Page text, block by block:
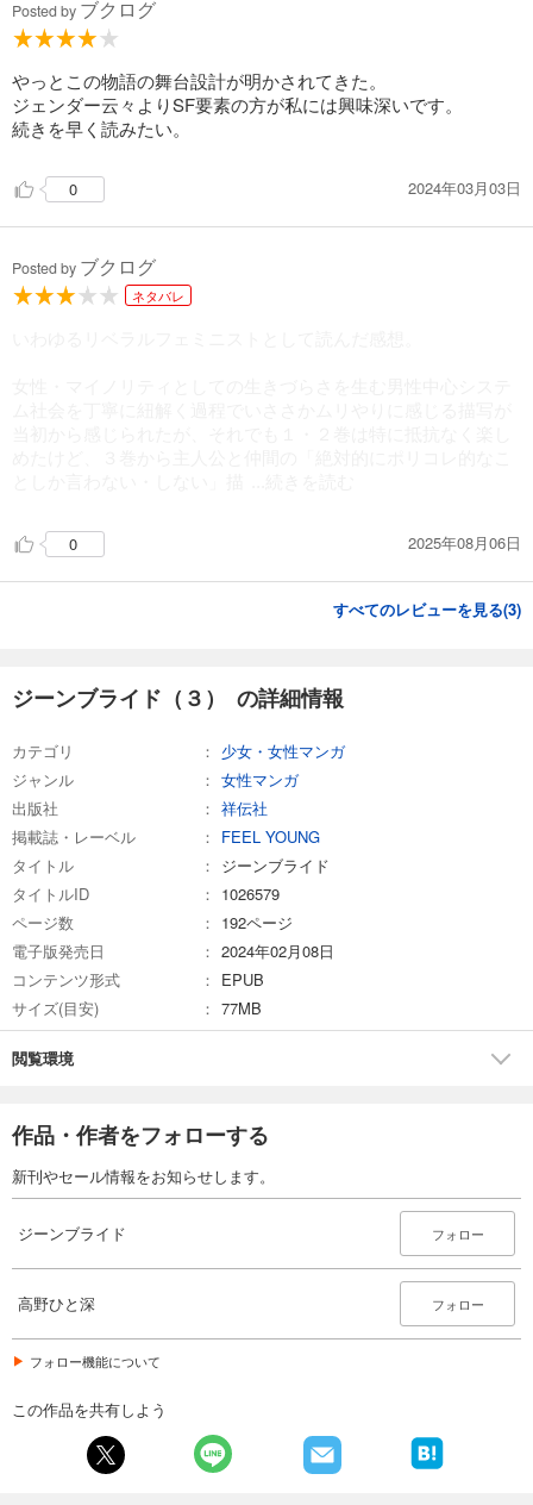
Posted by ブクログ
やっとこの物語の舞台設計が明かされてきた。
ジェンダー云々よりSF要素の方が私には興味深いです。
続きを早く読みたい。
0 2024年03月03日
Posted by ブクログ
ネタバレ
0 2025年08月06日
すべてのレビューを見る(3)
ジーンブライド（３） の詳細情報
カテゴリ
少女・女性マンガ
ジャンル
女性マンガ
出版社
祥伝社
掲載誌・レーベル
FEEL YOUNG
タイトル
ジーンブライド
タイトルID
1026579
ページ数
192ページ
電子版発売日
2024年02月08日
コンテンツ形式
EPUB
サイズ(目安)
77MB
閲覧環境
作品・作者をフォローする
新刊やセール情報をお知らせします。
ジーンブライド フォロー
高野ひと深 フォロー
フォロー機能について
この作品を共有しよう